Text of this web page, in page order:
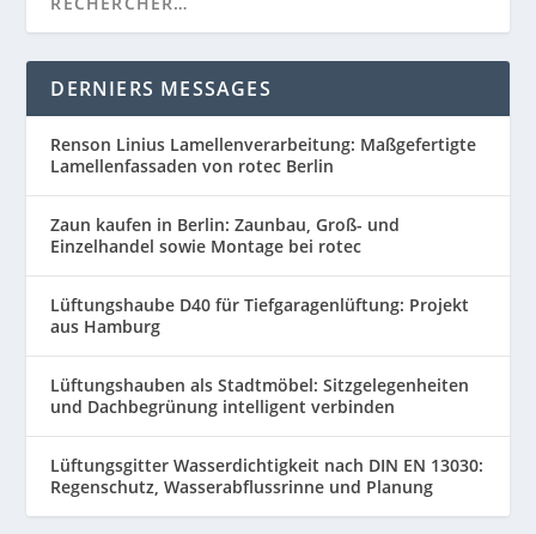
DERNIERS MESSAGES
Renson Linius Lamellenverarbeitung: Maßgefertigte
Lamellenfassaden von rotec Berlin
Zaun kaufen in Berlin: Zaunbau, Groß- und
Einzelhandel sowie Montage bei rotec
Lüftungshaube D40 für Tiefgaragenlüftung: Projekt
aus Hamburg
Lüftungshauben als Stadtmöbel: Sitzgelegenheiten
und Dachbegrünung intelligent verbinden
Lüftungsgitter Wasserdichtigkeit nach DIN EN 13030:
Regenschutz, Wasserabflussrinne und Planung